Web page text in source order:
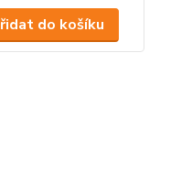
do košíku